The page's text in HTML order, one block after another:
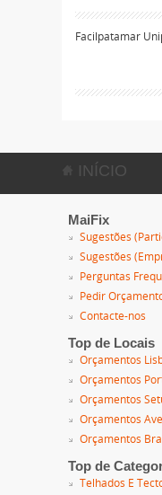
Facilpatamar
INÍCIO
MaiFix
Sugestões
Sugestões
Perguntas
Pedir
Contacte-nos
Top de Locais
Orçamentos
Orçamentos
Orçamentos
Orçamentos
Orçamentos
Top de
Telhados E